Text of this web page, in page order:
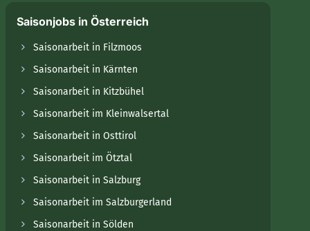
Saisonjobs in Österreich
Saisonarbeit in Filzmoos
Saisonarbeit in Kärnten
Saisonarbeit in Kitzbühel
Saisonarbeit im Kleinwalsertal
Saisonarbeit in Osttirol
Saisonarbeit im Ötztal
Saisonarbeit in Salzburg
Saisonarbeit im Salzburgerland
Saisonarbeit in Sölden